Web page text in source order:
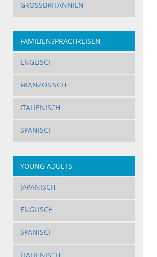
GROSSBRITANNIEN
FAMILIENSPRACHREISEN
ENGLISCH
FRANZÖSISCH
ITALIENISCH
SPANISCH
YOUNG ADULTS
JAPANISCH
ENGLISCH
SPANISCH
ITALIENISCH